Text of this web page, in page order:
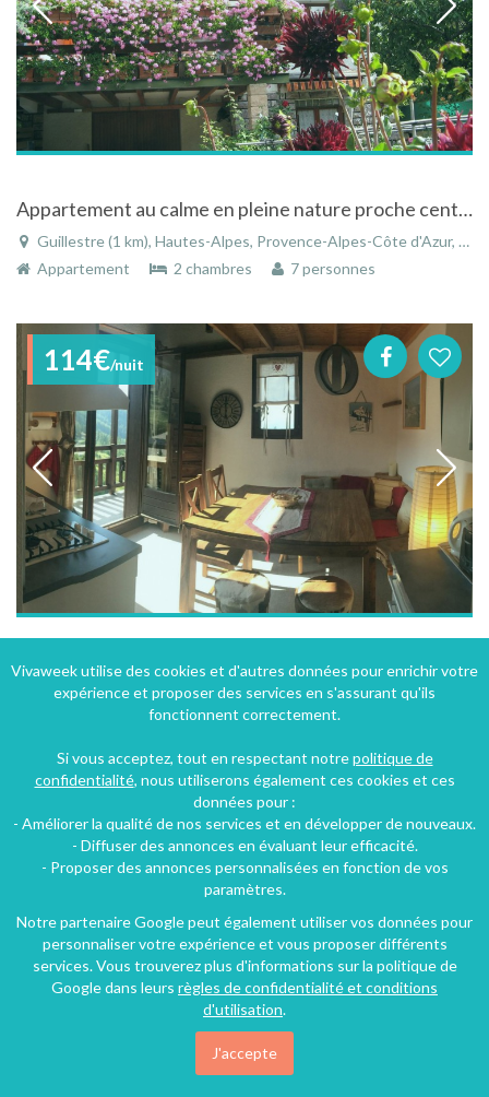
Appartement au calme en pleine nature proche centre ville
Guillestre (1 km), Hautes-Alpes, Provence-Alpes-Côte d'Azur, France
Appartement
2 chambres 7 personnes
114€/nuit
Chaleureux appartement 9 pers à Risoul dans les Hautes Alpes
Station de Risoul 1850 (3 km), Hautes-Alpes, Provence-Alpes-Côte d'Azur, France
157€/nuit
Vivaweek utilise des cookies et d'autres données pour enrichir votre
expérience et proposer des services en s'assurant qu'ils
fonctionnent correctement.
Si vous acceptez, tout en respectant notrepolitique de
confidentialité, nous utiliserons également ces cookies et ces
données pour :
- Améliorer la qualité de nos services et en développer de nouveaux.
- Diffuser des annonces en évaluant leur efficacité.
- Proposer des annonces personnalisées en fonction de vos
paramètres.
Notre partenaire Google peut également utiliser vos données pour
personnaliser votre expérience et vous proposer différents
services. Vous trouverez plus d'informations sur la politique de
Google dans leurs règles de confidentialité et conditions
d'utilisation.
J'accepte